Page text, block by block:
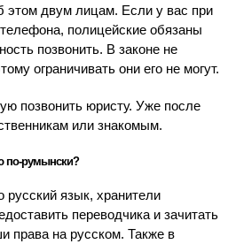
этом двум лицам. Если у вас при
полицейские обязаны
позвонить. В законе не
ограничивать они его не могут.
позвонить юристу. Уже после
или знакомым.
по-румынски?
язык, хранители
переводчика и зачитать
права на русском. Также в